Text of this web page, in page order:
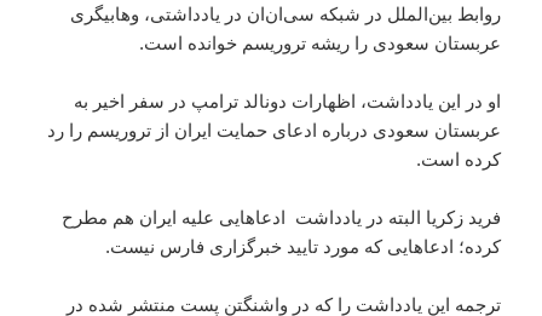
روابط بین‌الملل در شبکه سی‌ان‌ان در یادداشتی، وهابیگری
عربستان سعودی را ریشه تروریسم خوانده است.
او در این یادداشت، اظهارات دونالد ترامپ در سفر اخیر به
عربستان سعودی درباره ادعای حمایت ایران از تروریسم را رد
کرده است.
فرید زکریا البته در یادداشت ادعاهایی علیه ایران هم مطرح
کرده؛ ادعاهایی که مورد تایید خبرگزاری فارس نیست.
ترجمه این یادداشت را که در واشنگتن پست منتشر شده در